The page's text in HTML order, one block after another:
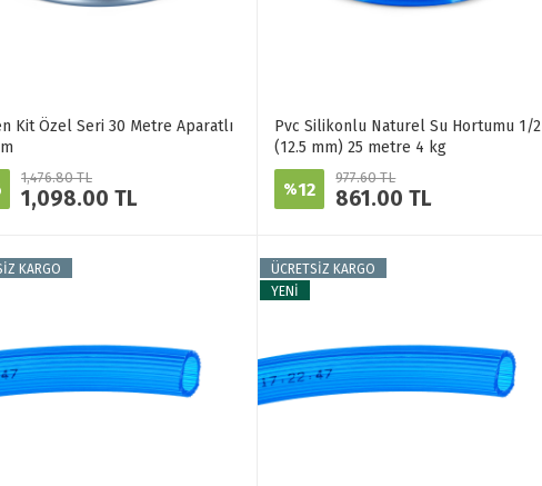
Kit Özel Seri 30 Metre Aparatlı
1,476.80 TL
1,098.00 TL
Pvc Silikonlu Naturel Su Hortumu 1/2
(12.5 mm) 25 metre 4 kg
%12
977.60 TL
861.00 TL
KARGO
ÜCRETSİZ KARGO
YENİ